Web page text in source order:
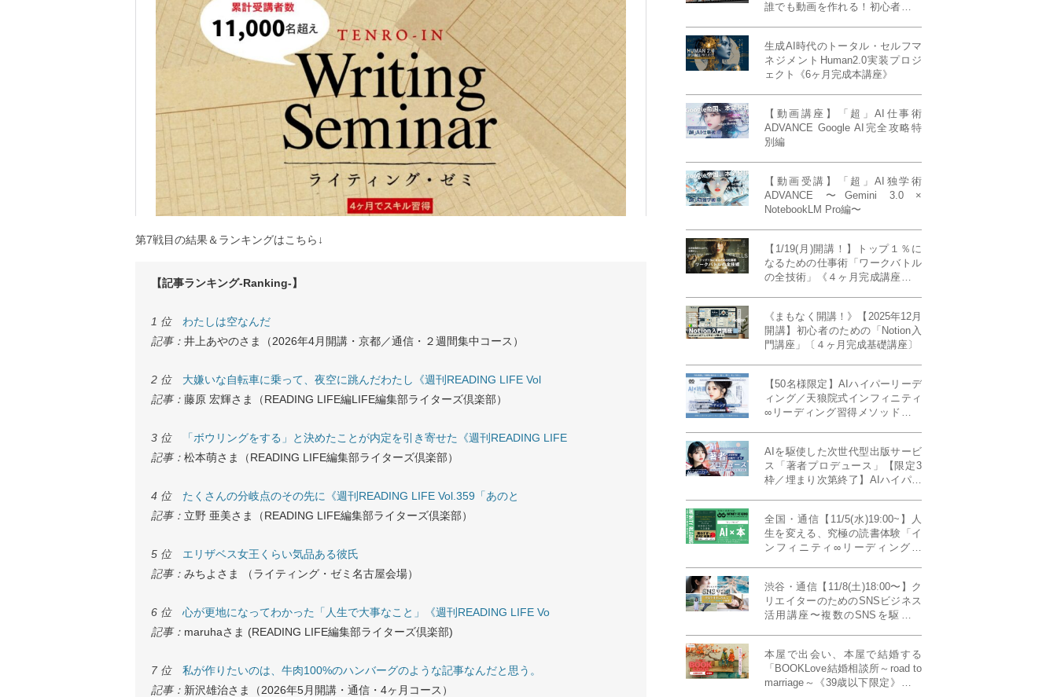
第7戦目の結果＆ランキングはこちら↓
【記事ランキング-Ranking-】
1 位 わたしは空なんだ
記事： 井上あやのさま（2026年4月開講・京都／通信・２週間集中コース）
2 位 大嫌いな自転車に乗って、夜空に跳んだわたし《週刊READING LIFE Vol
記事： 藤原 宏輝さま（READING LIFE編LIFE編集部ライターズ倶楽部）
3 位
「ボウリングをする」と決めたことが内定を引き寄せた《週刊READING LIFE
記事： 松本萌さま（READING LIFE編集部ライターズ倶楽部）
4 位 たくさんの分岐点のその先に《週刊READING LIFE Vol.359「あのと
記事： 立野 亜美さま（READING LIFE編集部ライターズ倶楽部）
5 位 エリザベス女王くらい気品ある彼氏
記事： みちよさま （ライティング・ゼミ名古屋会場）
6 位 心が更地になってわかった「人生で大事なこと」《週刊READING LIFE Vo
記事： maruhaさま (READING LIFE編集部ライターズ倶楽部)
7 位 私が作りたいのは、牛肉100%のハンバーグのような記事なんだと思う。
記事： 新沢雄治さま（2026年5月開講・通信・4ヶ月コース）
誰でも動画を作れる！初心者から
生成AI時代のトータル・セルフマ
ネジメントHuman2.0実装プロジ
ェクト《6ヶ月完成本講座》
【動画講座】「超」AI仕事術
ADVANCE Google AI完全攻略特
別編
【動画受講】「超」AI独学術
ADVANCE 〜Gemini 3.0 ×
NotebookLM Pro編〜
【1/19(月)開講！】トップ１％に
なるための仕事術「ワークバトル
の全技術」《４ヶ月完成講座》ー
《まもなく開講！》【2025年12月
開講】初心者のための「Notion入
門講座」〔４ヶ月完成基礎講座〕
【50名様限定】AIハイパーリーデ
ィング／天狼院式インフィニティ
∞リーディング習得メソッド《４
AIを駆使した次世代型出版サービ
ス「著者プロデュース」【限定3
枠／埋まり次第終了】AIハイパー
全国・通信【11/5(水)19:00~】人
生を変える、究極の読書体験「イ
ンフィニティ∞リーディング／
MILLENNIUM THINKING アメリ
カ最高峰大学の人気講義』
渋谷・通信【11/8(土)18:00〜】ク
リエイターのためのSNSビジネス
活用講座〜複数のSNSを駆使し
成ラボPresents》
本屋で出会い、本屋で結婚する
「BOOKLove結婚相談所～road to
marriage～《39歳以下限定》」全